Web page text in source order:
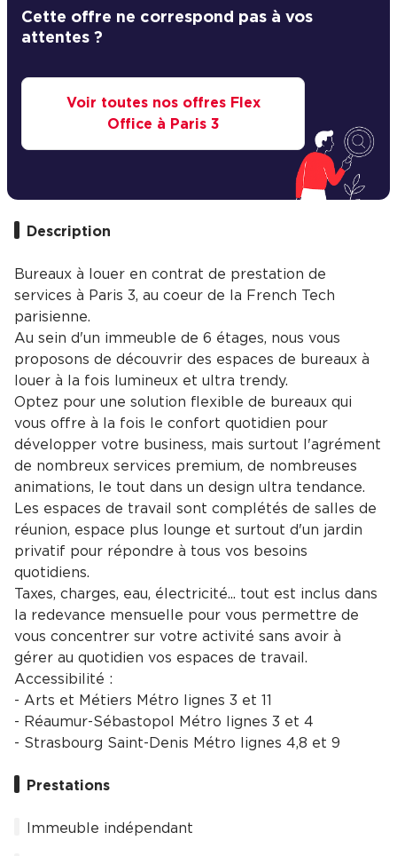
Cette offre ne correspond pas à vos
attentes ?
Voir toutes nos offres Flex
Office à Paris 3
Description
Bureaux à louer en contrat de prestation de
services à Paris 3, au coeur de la French Tech
parisienne.
Au sein d'un immeuble de 6 étages, nous vous
proposons de découvrir des espaces de bureaux à
louer à la fois lumineux et ultra trendy.
Optez pour une solution flexible de bureaux qui
vous offre à la fois le confort quotidien pour
développer votre business, mais surtout l'agrément
de nombreux services premium, de nombreuses
animations, le tout dans un design ultra tendance.
Les espaces de travail sont complétés de salles de
réunion, espace plus lounge et surtout d'un jardin
privatif pour répondre à tous vos besoins
quotidiens.
Taxes, charges, eau, électricité... tout est inclus dans
la redevance mensuelle pour vous permettre de
vous concentrer sur votre activité sans avoir à
gérer au quotidien vos espaces de travail.
Accessibilité :
- Arts et Métiers Métro lignes 3 et 11
- Réaumur-Sébastopol Métro lignes 3 et 4
- Strasbourg Saint-Denis Métro lignes 4,8 et 9
Prestations
Immeuble indépendant